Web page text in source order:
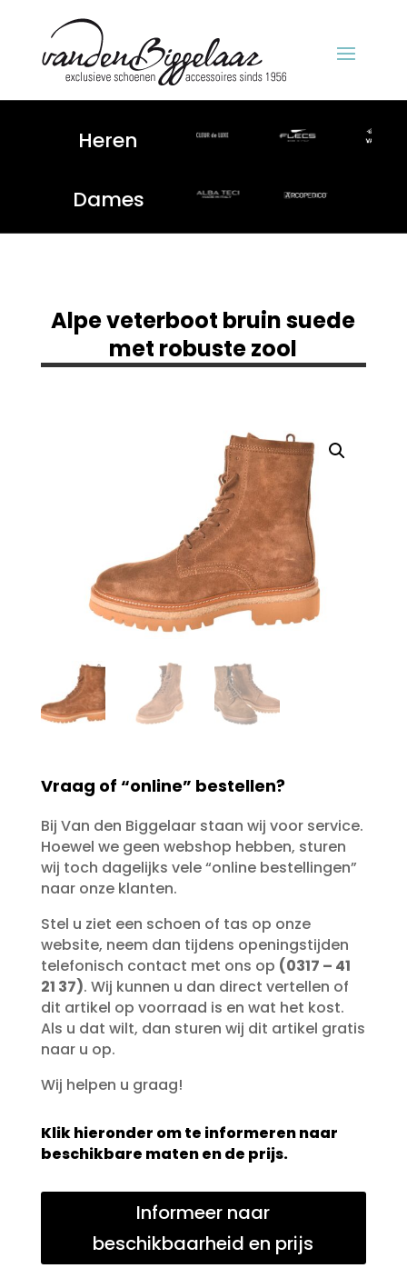
Heren
Dames
Alpe veterboot bruin suede
met robuste zool
Vraag of “online” bestellen?
Bij Van den Biggelaar staan wij voor service.
Hoewel we geen webshop hebben, sturen
wij toch dagelijks vele “online bestellingen”
naar onze klanten.
Stel u ziet een schoen of tas op onze
website, neem dan tijdens openingstijden
telefonisch contact met ons op (0317 – 41
21 37). Wij kunnen u dan direct vertellen of
dit artikel op voorraad is en wat het kost.
Als u dat wilt, dan sturen wij dit artikel gratis
naar u op.
Wij helpen u graag!
Klik hieronder om te informeren naar
beschikbare maten en de prijs.
Informeer naar
beschikbaarheid en prijs